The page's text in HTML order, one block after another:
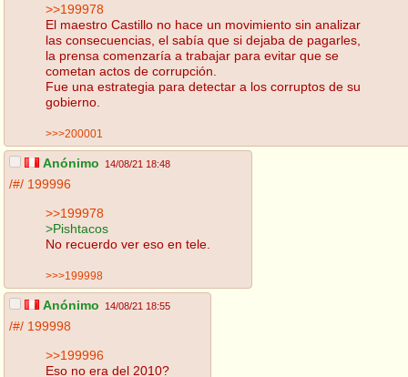
>>199978
El maestro Castillo no hace un movimiento sin analizar
las consecuencias, el sabía que si dejaba de pagarles,
la prensa comenzaría a trabajar para evitar que se
cometan actos de corrupción.
Fue una estrategia para detectar a los corruptos de su
gobierno.
>>>200001
Anónimo 14/08/21 18:48
/#/ 199996
>>199978
>Pishtacos
No recuerdo ver eso en tele.
>>>199998
Anónimo 14/08/21 18:55
/#/ 199998
>>199996
Eso no era del 2010?